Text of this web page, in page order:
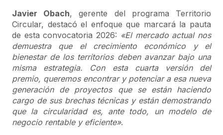
Javier Obach, gerente del programa Territorio
Circular, destacó el enfoque que marcará la pauta
de esta convocatoria 2026: «El mercado actual nos
demuestra que el crecimiento económico y el
bienestar de los territorios deben avanzar bajo una
misma estrategia. Con esta cuarta versión del
premio, queremos encontrar y potenciar a esa nueva
generación de proyectos que se están haciendo
cargo de sus brechas técnicas y están demostrando
que la circularidad es, ante todo, un modelo de
negocio rentable y eficiente».